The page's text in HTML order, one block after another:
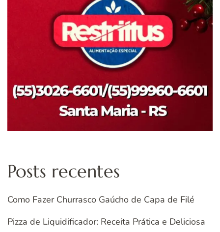
Posts recentes
Como Fazer Churrasco Gaúcho de Capa de Filé
Pizza de Liquidificador: Receita Prática e Deliciosa